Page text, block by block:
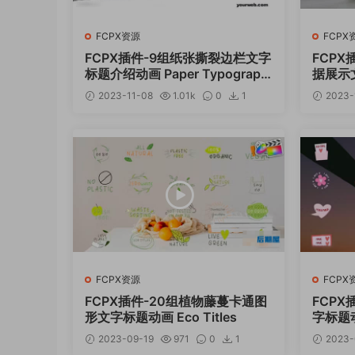
FCPX资源
FCPX插件-9组纸张撕裂边栏文字
标题介绍动画 Paper Typograph
y 2023-11-08 1.01k 0
1
FCPX
FCPX
据展示
FCPX资源
FCPX插件-20组植物藤蔓卡通图
形文字标题动画 Eco Titles
2023-09-19 971 0
1
FCPX
FCPX
字标